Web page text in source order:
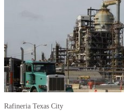
Rafineria Texas City